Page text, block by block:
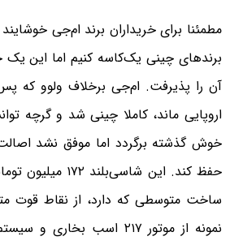
مطمئنا برای خریداران برند ام‌جی
برندهای چینی یک‌کاسه کنیم اما این
آن را پذیرفت. ام‌جی برخلاف ولوو که
اروپایی ماند، کاملا چینی شد و گرچه
خوش گذشته برگردد اما موفق نشد
حفظ کند. این
ساخت متوسطی که دارد، از نقاط قوت